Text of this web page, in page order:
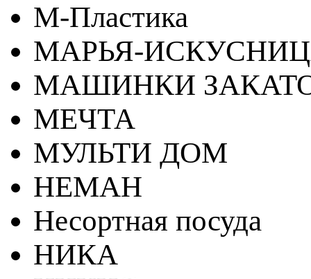
М-Пластика
МАРЬЯ-
МАШИНКИ
МЕЧТА
МУЛЬТИ ДОМ
НЕМАН
Несортная посуда
НИКА